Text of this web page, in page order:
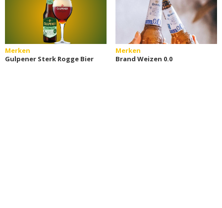
Merken
Gulpener Sterk Rogge Bier
Merken
Brand Weizen 0.0